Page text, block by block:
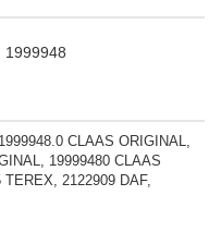
1999948
CLAAS ORIGINAL,
19999480 CLAAS
2122909 DAF,